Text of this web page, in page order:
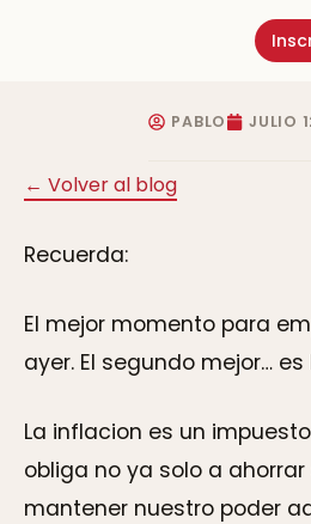
Por qué invertir
PABLO JULIO
← Volver al blog
Recuerda:
El mejor momento para
ayer. El segundo mejor… es
La inflacion es un
obliga no ya solo a
mantener nuestro poder